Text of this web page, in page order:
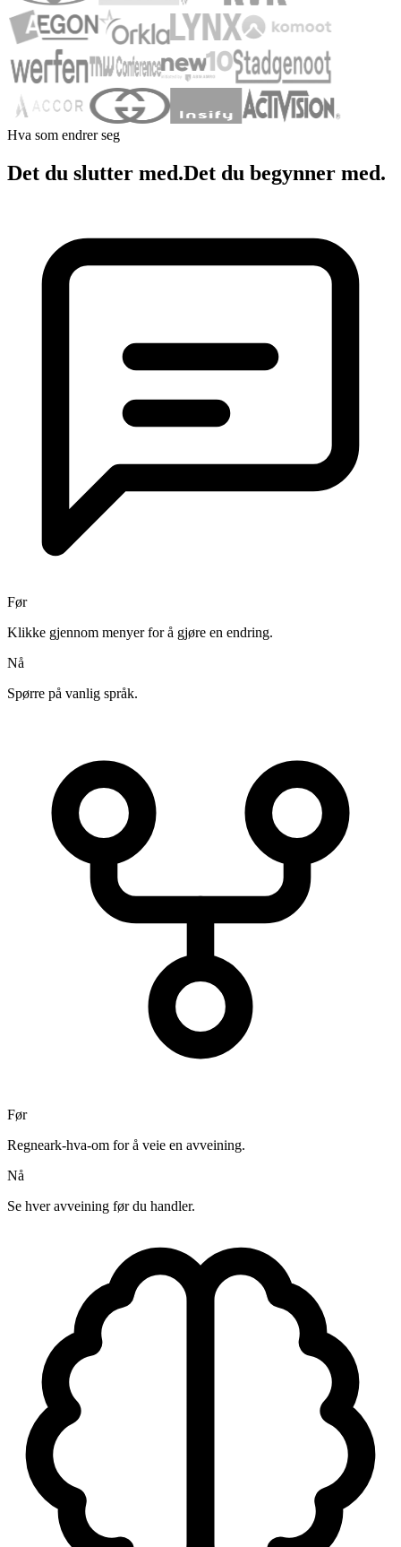
Hva som endrer seg
Det du slutter med.Det du begynner med.
Før
Klikke gjennom menyer for å gjøre en endring.
Nå
Spørre på vanlig språk.
Før
Regneark-hva-om for å veie en avveining.
Nå
Se hver avveining før du handler.